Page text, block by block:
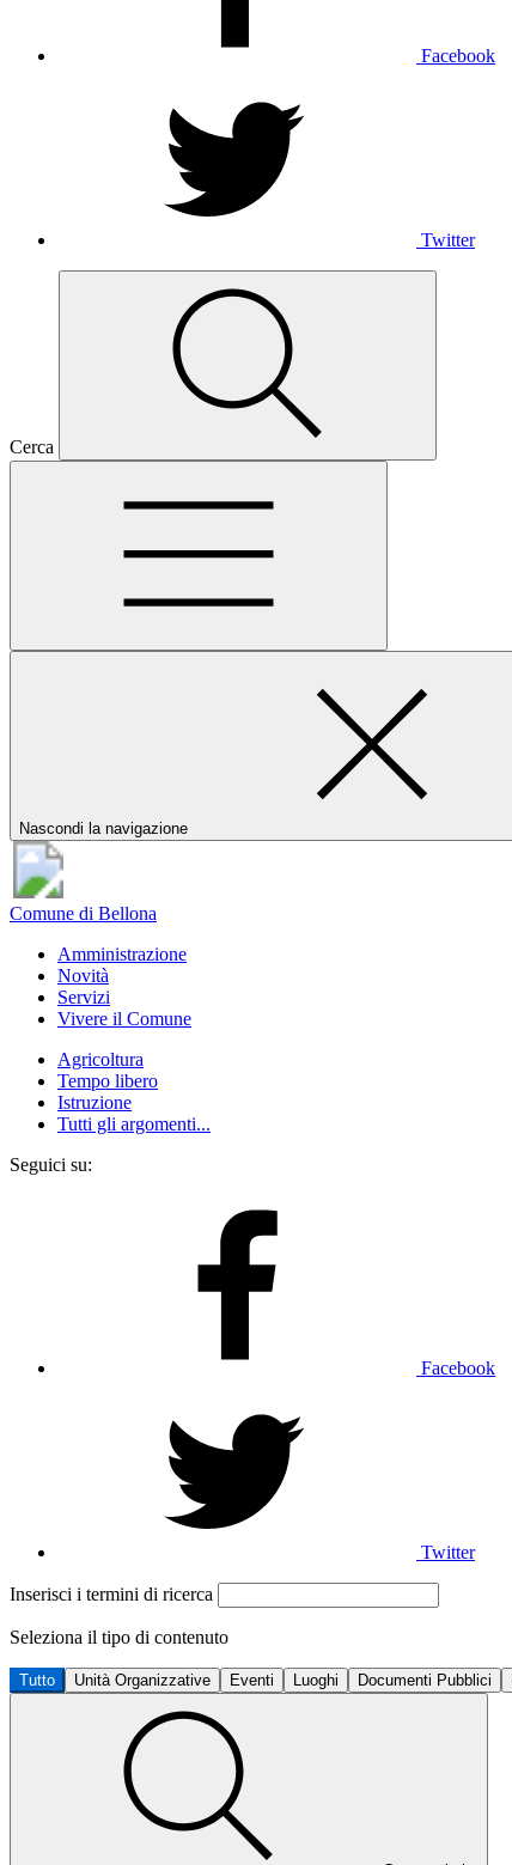
Facebook
Twitter
Cerca
Nascondi la navigazione
Comune di Bellona
Amministrazione
Novità
Servizi
Vivere il Comune
Agricoltura
Tempo libero
Istruzione
Tutti gli argomenti...
Seguici su:
Facebook
Twitter
Inserisci i termini di ricerca
Seleziona il tipo di contenuto
Tutto Unità Organizzative Eventi Luoghi Documenti Pubblici